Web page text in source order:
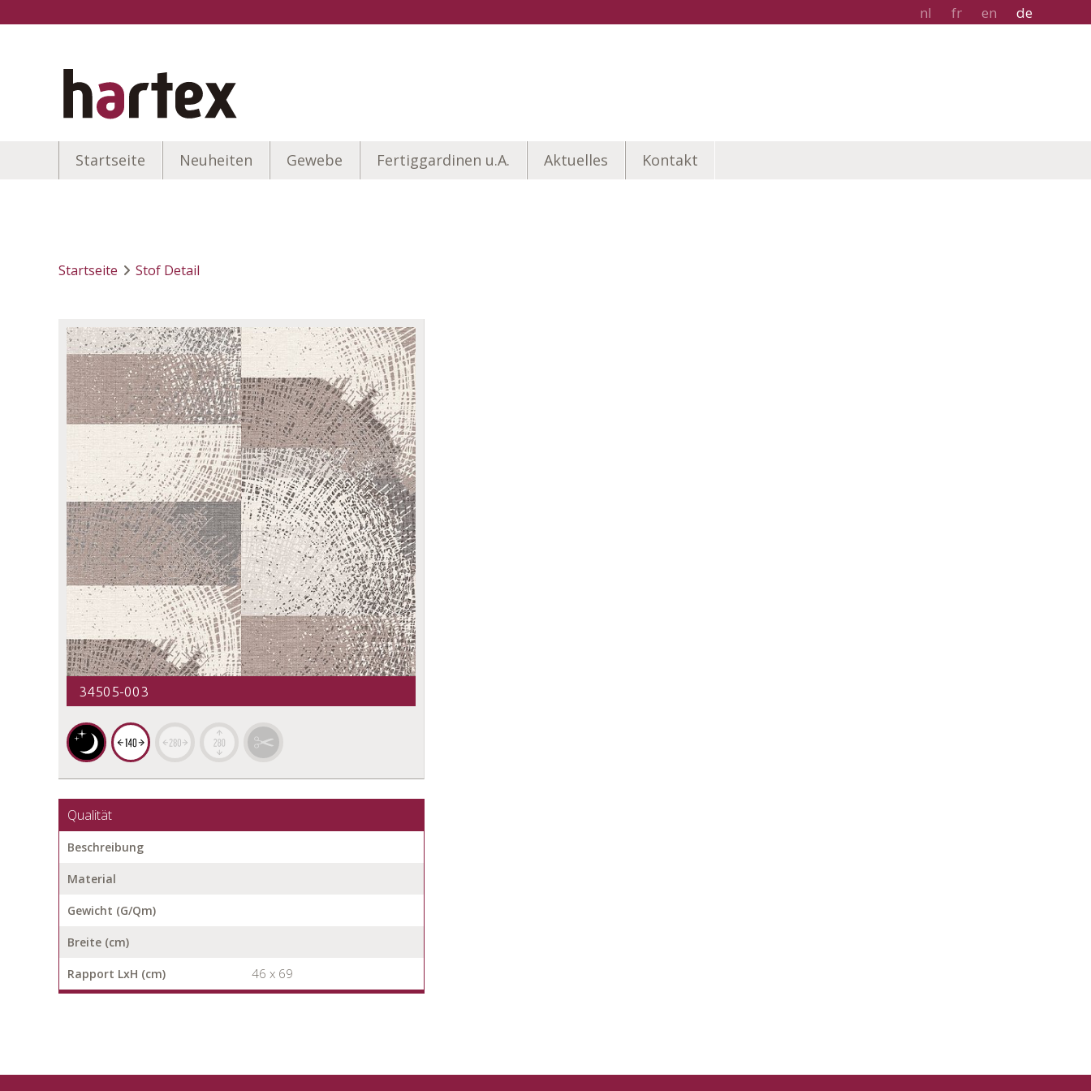
nl fr en de
Startseite Neuheiten Gewebe Fertiggardinen u.A. Aktuelles Kontakt
Startseite Stof Detail
34505-003
Qualität
Beschreibung
Material
Gewicht (G/Qm)
Breite (cm)
Rapport LxH (cm) 46 x 69